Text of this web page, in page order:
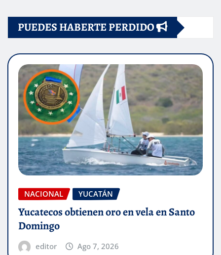
PUEDES HABERTE PERDIDO
NACIONAL YUCATÁN
Yucatecos obtienen oro en vela en Santo
Domingo
editor Ago 7, 2026